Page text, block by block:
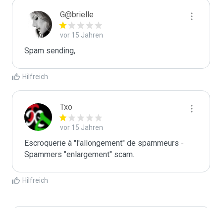
G@brielle
vor 15 Jahren
Spam sending,
Hilfreich
Txo
vor 15 Jahren
Escroquerie à "l'allongement" de spammeurs -
Spammers "enlargement" scam.
Hilfreich